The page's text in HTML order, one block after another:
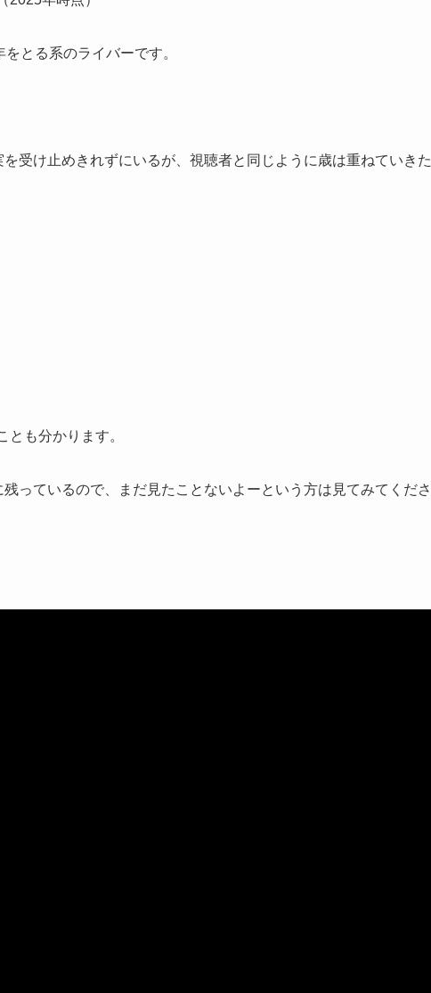
とる系のライバーです。
受け止めきれずにいるが、視聴者と同じように歳は重ねていきた
とも分かります。
っているので、まだ見たことないよーという方は見てみてくださ